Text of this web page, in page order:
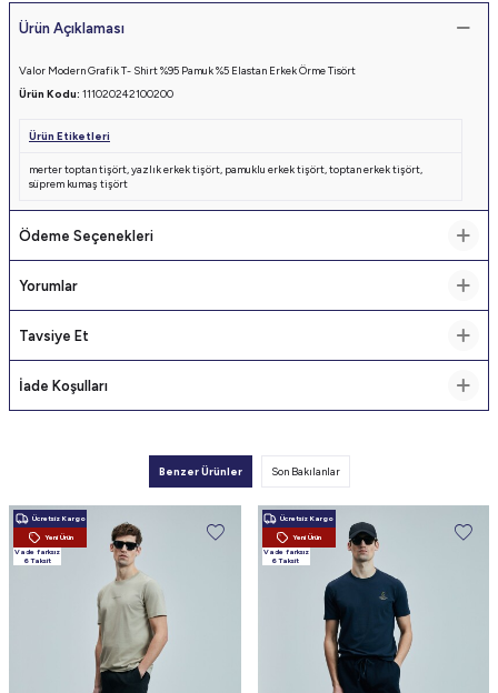
Ürün Açıklaması
Valor Modern Grafik T- Shirt %95 Pamuk %5 Elastan Erkek Örme Tisört
Ürün Kodu: 111020242100200
Ürün Etiketleri
merter toptan tişört yazlık erkek tişört pamuklu erkek tişört toptan erkek tişört
süprem kumaş tişört
Ödeme Seçenekleri
Yorumlar
Tavsiye Et
İade Koşulları
Benzer Ürünler Son Bakılanlar
Ücretsiz Kargo
Yeni Ürün
Vade farksız
6 Taksit
Ücretsiz Kargo
Yeni Ürün
Vade farksız
6 Taksit